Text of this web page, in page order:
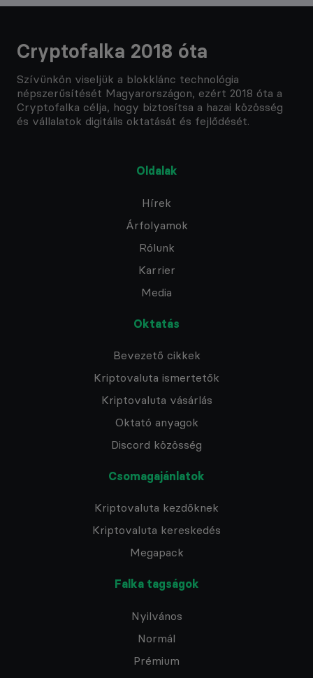
Cryptofalka 2018 óta
Szívünkön viseljük a blokklánc technológia
népszerűsítését Magyarországon, ezért 2018 óta a
Cryptofalka célja, hogy biztosítsa a hazai közösség
és vállalatok digitális oktatását és fejlődését.
Oldalak
Hírek
Árfolyamok
Rólunk
Karrier
Media
Oktatás
Bevezető cikkek
Kriptovaluta ismertetők
Kriptovaluta vásárlás
Oktató anyagok
Discord közösség
Csomagajánlatok
Kriptovaluta kezdőknek
Kriptovaluta kereskedés
Megapack
Falka tagságok
Nyilvános
Normál
Prémium